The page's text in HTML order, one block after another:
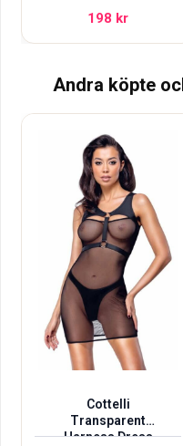
198 kr
Andra köpte
Cottelli
Transparent
Harness Dress